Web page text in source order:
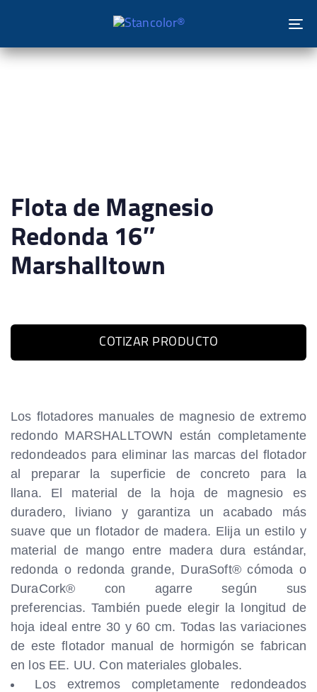
Flota de Magnesio
Redonda 16″
Marshalltown
COTIZAR PRODUCTO
Los flotadores manuales de magnesio de extremo
redondo MARSHALLTOWN están completamente
redondeados para eliminar las marcas del flotador
al preparar la superficie de concreto para la
llana. El material de la hoja de magnesio es
duradero, liviano y garantiza un acabado más
suave que un flotador de madera. Elija un estilo y
material de mango entre madera dura estándar,
redonda o redonda grande, DuraSoft® cómoda o
DuraCork® con agarre según sus
preferencias. También puede elegir la longitud de
hoja ideal entre 30 y 60 cm. Todas las variaciones
de este flotador manual de hormigón se fabrican
en los EE. UU. Con materiales globales.
Los extremos completamente redondeados